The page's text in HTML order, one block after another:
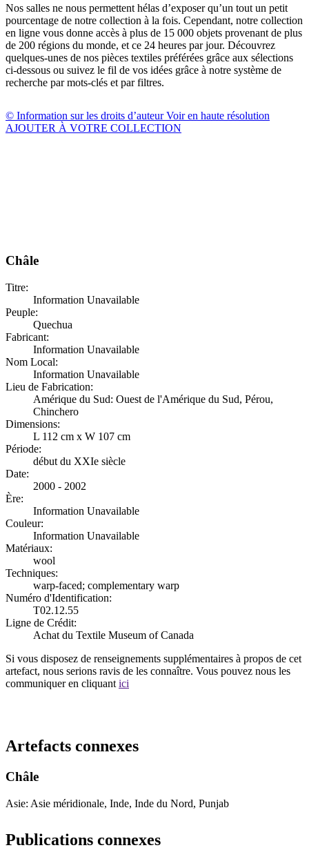
Nos salles ne nous permettent hélas d’exposer qu’un tout un petit
pourcentage de notre collection à la fois. Cependant, notre collection
en ligne vous donne accès à plus de 15 000 objets provenant de plus
de 200 régions du monde, et ce 24 heures par jour. Découvrez
quelques-unes de nos pièces textiles préférées grâce aux sélections
ci-dessous ou suivez le fil de vos idées grâce à notre système de
recherche par mots-clés et par filtres.
© Information sur les droits d’auteurVoir en haute résolution
AJOUTER À VOTRE COLLECTION
Châle
Titre:
Information Unavailable
Peuple:
Quechua
Fabricant:
Information Unavailable
Nom Local:
Information Unavailable
Lieu de Fabrication:
Amérique du Sud: Ouest de l'Amérique du Sud, Pérou,
Chinchero
Dimensions:
L 112 cm x W 107 cm
Période:
début du XXIe siècle
Date:
2000 - 2002
Ère:
Information Unavailable
Couleur:
Information Unavailable
Matériaux:
wool
Techniques:
warp-faced; complementary warp
Numéro d'Identification:
T02.12.55
Ligne de Crédit:
Achat du Textile Museum of Canada
Si vous disposez de renseignements supplémentaires à propos de cet
artefact, nous serions ravis de les connaître. Vous pouvez nous les
communiquer en cliquant ici
Artefacts connexes
Châle
Asie: Asie méridionale, Inde, Inde du Nord, Punjab
Publications connexes